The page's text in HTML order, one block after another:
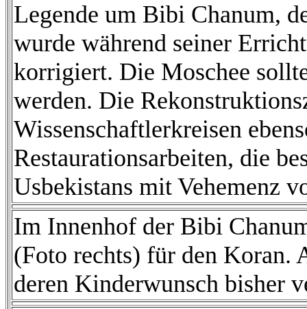
Legende um Bibi Chanum,
wurde während seiner
korrigiert. Die Moschee
werden. Die
Wissenschaftlerkreisen
Restaurationsarbeiten, die
Usbekistans mit Vehemenz
Im Innenhof der Bibi
(Foto rechts) für den Koran.
deren Kinderwunsch bisher